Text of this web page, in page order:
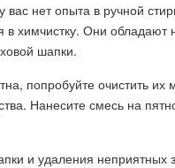
нет опыта в ручной
в химчистку. Они
шапки.
попробуйте очистить их
Нанесите смесь на
и удаления неприятных